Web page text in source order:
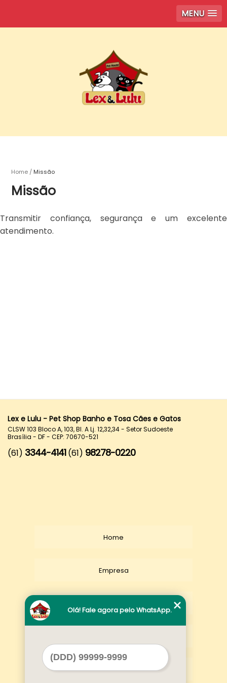
MENU
Home Missão
Missão
Transmitir confiança, segurança e um excelente
atendimento.
Lex e Lulu - Pet Shop Banho e Tosa Cães e Gatos
CLSW 103 Bloco A, 103, Bl. A Lj. 12,32,34 - Setor Sudoeste
Brasília - DF - CEP: 70670-521
(61) 3344-4141 (61) 98278-0220
Home
Empresa
Contato
Olá! Fale agora pelo WhatsApp.